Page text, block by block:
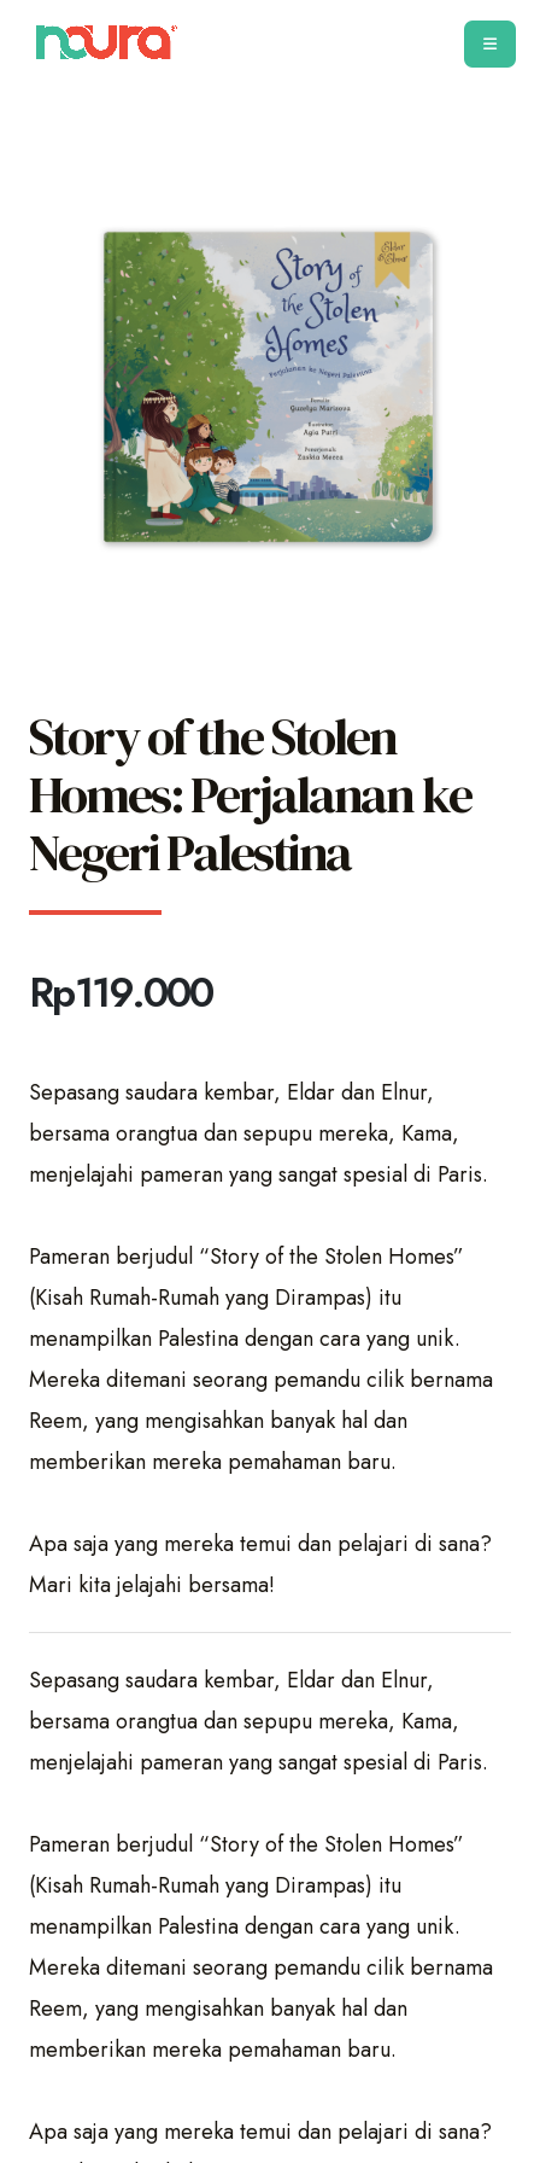
Story of the Stolen
Homes: Perjalanan ke
Negeri Palestina
Rp119.000
Sepasang saudara kembar, Eldar dan Elnur,
bersama orangtua dan sepupu mereka, Kama,
menjelajahi pameran yang sangat spesial di Paris.
Pameran berjudul “Story of the Stolen Homes”
(Kisah Rumah-Rumah yang Dirampas) itu
menampilkan Palestina dengan cara yang unik.
Mereka ditemani seorang pemandu cilik bernama
Reem, yang mengisahkan banyak hal dan
memberikan mereka pemahaman baru.
Apa saja yang mereka temui dan pelajari di sana?
Mari kita jelajahi bersama!
Sepasang saudara kembar, Eldar dan Elnur,
bersama orangtua dan sepupu mereka, Kama,
menjelajahi pameran yang sangat spesial di Paris.
Pameran berjudul “Story of the Stolen Homes”
(Kisah Rumah-Rumah yang Dirampas) itu
menampilkan Palestina dengan cara yang unik.
Mereka ditemani seorang pemandu cilik bernama
Reem, yang mengisahkan banyak hal dan
memberikan mereka pemahaman baru.
Apa saja yang mereka temui dan pelajari di sana?